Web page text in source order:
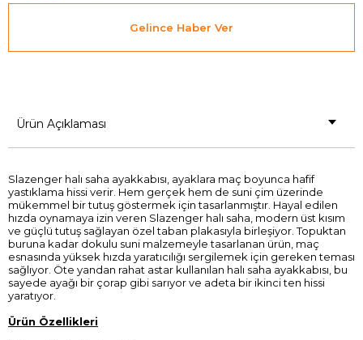
Gelince Haber Ver
Ürün Açıklaması
Slazenger halı saha ayakkabısı, ayaklara maç boyunca hafif
yastıklama hissi verir. Hem gerçek hem de suni çim üzerinde
mükemmel bir tutuş göstermek için tasarlanmıştır. Hayal edilen
hızda oynamaya izin veren Slazenger halı saha, modern üst kısım
ve güçlü tutuş sağlayan özel taban plakasıyla birleşiyor. Topuktan
buruna kadar dokulu suni malzemeyle tasarlanan ürün, maç
esnasında yüksek hızda yaratıcılığı sergilemek için gereken teması
sağlıyor. Öte yandan rahat astar kullanılan halı saha ayakkabısı, bu
sayede ayağı bir çorap gibi sarıyor ve adeta bir ikinci ten hissi
yaratıyor.
Ürün Özellikleri